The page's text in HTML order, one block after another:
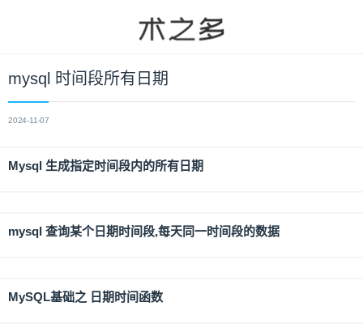
mysql 时间段所有日期
2024-11-07
Mysql 生成指定时间段内的所有日期
mysql 查询某个日期时间段,每天同一时间段的数据
MySQL基础之 日期时间函数